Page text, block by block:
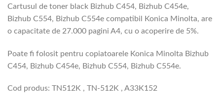
Cartusul de toner black Bizhub C454, Bizhub C454e,
Bizhub C554, Bizhub C554e compatibil Konica Minolta, are
o capacitate de 27.000 pagini A4, cu o acoperire de 5%.
Poate fi folosit pentru copiatoarele Konica Minolta Bizhub
C454, Bizhub C454e, Bizhub C554, Bizhub C554e.
Cod produs: TN512K , TN-512K , A33K152